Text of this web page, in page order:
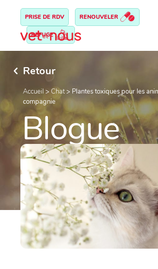
PRISE DE RDV RENOUVELER
REFUGE
Retour
Accueil >Chat> Plantes toxiques pour les
compagnie
Blogue